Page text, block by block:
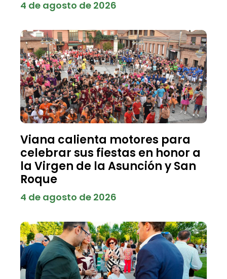
4 de agosto de 2026
Viana calienta motores para
celebrar sus fiestas en honor a
la Virgen de la Asunción y San
Roque
4 de agosto de 2026